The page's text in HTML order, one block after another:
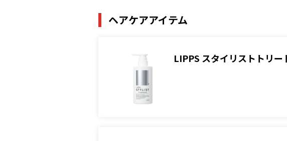
ヘアケアアイテム
LIPPS スタイリストトリー